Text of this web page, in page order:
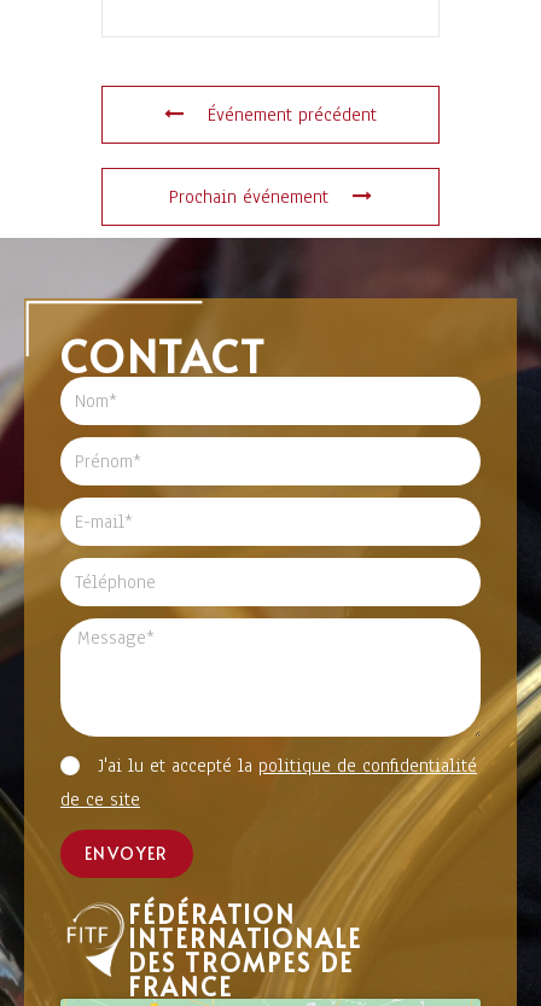
Événement précédent
Prochain événement
CONTACT
J'ai lu et accepté la politique de confidentialité
de ce site
ENVOYER
FÉDÉRATION
INTERNATIONALE
DES TROMPES DE
FRANCE